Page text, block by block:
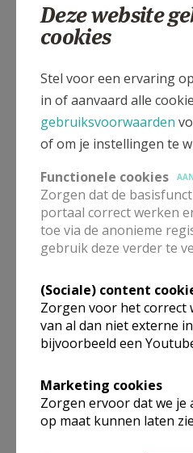
AGENDA
Deze website
cookies
Stel voor een ervaring
in of aanvaard alle
gebruiksvoorwaarden
of om je instellingen te
Functionele cookies
Zorgen dat de
portaal correct werken
toe via de anonieme
gebruik deze verder te
(Sociale) content
Zorgen voor het correct
van al dan niet externe
bijvoorbeeld een
Marketing cookies
Zorgen ervoor dat we je
op maat kunnen laten